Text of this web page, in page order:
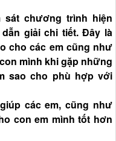
sát chương trình hiện
giải chi tiết. Đây là
cho các em cũng như
mình khi gặp những
sao cho phù hợp với
các em, cũng như
con em mình tốt hơn